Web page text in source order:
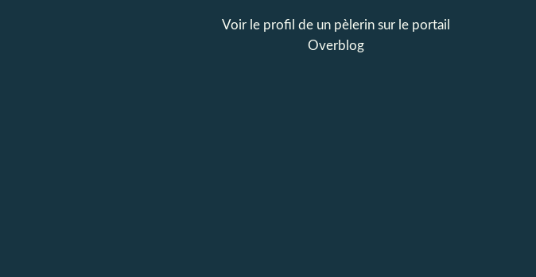
Voir le profil de un pèlerinsur le portail
Overblog